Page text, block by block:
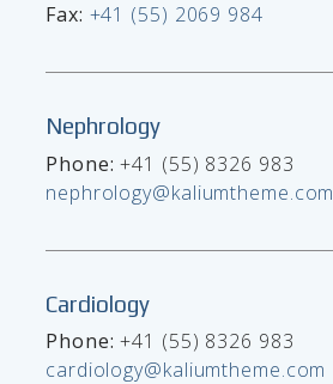
Fax: +41 (55) 2069 984
Nephrology
Phone: +41 (55) 8326 983
nephrology@kaliumtheme.com
Cardiology
Phone: +41 (55) 8326 983
cardiology@kaliumtheme.com